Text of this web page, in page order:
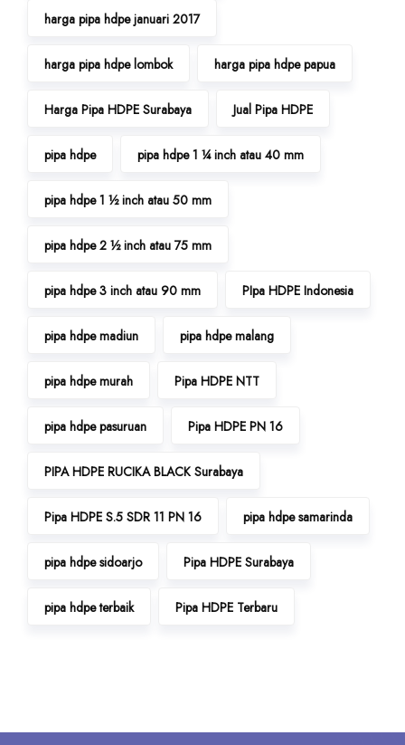
harga pipa hdpe januari 2017
harga pipa hdpe lombok harga pipa hdpe papua
Harga Pipa HDPE Surabaya Jual Pipa HDPE
pipa hdpe pipa hdpe 1 ¼ inch atau 40 mm
pipa hdpe 1 ½ inch atau 50 mm
pipa hdpe 2 ½ inch atau 75 mm
pipa hdpe 3 inch atau 90 mm PIpa HDPE Indonesia
pipa hdpe madiun pipa hdpe malang
pipa hdpe murah Pipa HDPE NTT
pipa hdpe pasuruan Pipa HDPE PN 16
PIPA HDPE RUCIKA BLACK Surabaya
Pipa HDPE S.5 SDR 11 PN 16 pipa hdpe samarinda
pipa hdpe sidoarjo Pipa HDPE Surabaya
pipa hdpe terbaik Pipa HDPE Terbaru